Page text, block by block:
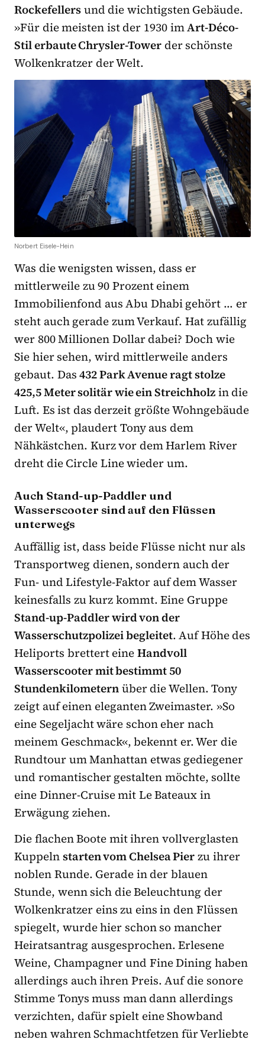
Rockefellersund die wichtigsten Gebäude.
»Für die meisten ist der 1930 imArt-Déco-
Stil erbaute Chrysler-Tower der schönste
Wolkenkratzer der Welt.
Norbert Eisele-Hein
Was die wenigsten wissen, dass er
mittlerweile zu 90 Prozent einem
Immobilienfond aus Abu Dhabi gehört … er
steht auch gerade zum Verkauf. Hat zufällig
wer 800 Millionen Dollar dabei? Doch wie
Sie hier sehen, wird mittlerweile anders
gebaut. Das432 Park Avenue ragt stolze
425,5 Meter solitär wie ein Streichholzin die
Luft. Es ist das derzeit größte Wohngebäude
der Welt«, plaudert Tony aus dem
Nähkästchen. Kurz vor dem Harlem River
dreht die Circle Line wieder um.
Auch Stand-up-Paddler und
Wasserscooter sind auf den Flüssen
unterwegs
Auffällig ist, dass beide Flüsse nicht nur als
Transportweg dienen, sondern auch der
Fun- und Lifestyle-Faktor auf dem Wasser
keinesfalls zu kurz kommt. Eine Gruppe
Stand-up-Paddler wird von der
Wasserschutzpolizei begleitet. Auf Höhe des
Heliports brettert eineHandvoll
Wasserscooter mit bestimmt 50
Stundenkilometernüber die Wellen. Tony
zeigt auf einen eleganten Zweimaster. »So
eine Segeljacht wäre schon eher nach
meinem Geschmack«, bekennt er. Wer die
Rundtour um Manhattan etwas gediegener
und romantischer gestalten möchte, sollte
eine Dinner-Cruise mit Le Bateaux in
Erwägung ziehen.
Die flachen Boote mit ihren vollverglasten
Kuppelnstarten vom Chelsea Pierzu ihrer
noblen Runde. Gerade in der blauen
Stunde, wenn sich die Beleuchtung der
Wolkenkratzer eins zu eins in den Flüssen
spiegelt, wurde hier schon so mancher
Heiratsantrag ausgesprochen. Erlesene
Weine, Champagner und Fine Dining haben
allerdings auch ihren Preis. Auf die sonore
Stimme Tonys muss man dann allerdings
verzichten, dafür spielt eine Showband
neben wahren Schmachtfetzen für Verliebte